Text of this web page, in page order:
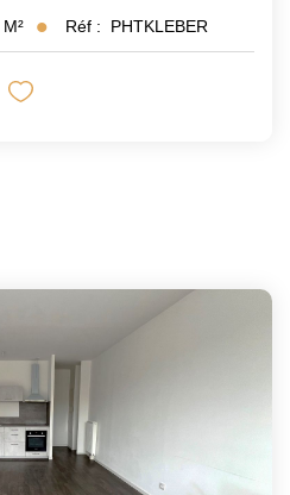
M² Réf : PHTKLEBER